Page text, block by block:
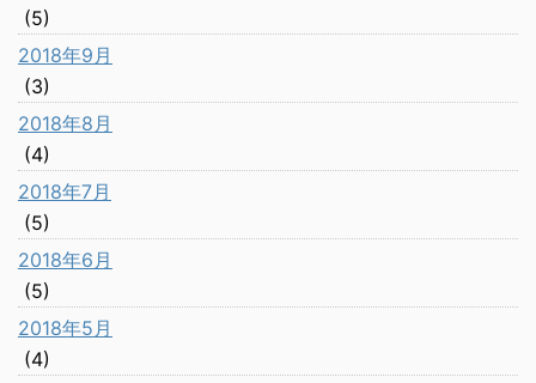
(5)
2018年9月
(3)
2018年8月
(4)
2018年7月
(5)
2018年6月
(5)
2018年5月
(4)